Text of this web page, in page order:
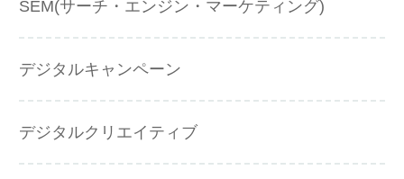
SEM(サーチ・エンジン・マーケティング)
デジタルキャンペーン
デジタルクリエイティブ